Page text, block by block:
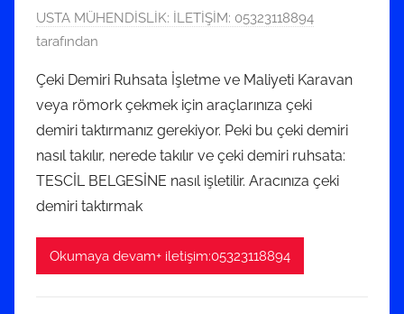
2
9
k
i
m
2
0
2
a
USTA MÜHENDİSLİK: İLETİŞİM: 05323118894
tarafından
Çeki Demiri Ruhsata İşletme ve Maliyeti Karavan
veya römork çekmek için araçlarınıza çeki
demiri taktırmanız gerekiyor. Peki bu çeki demiri
nasıl takılır, nerede takılır ve çeki demiri ruhsata:
TESCİL BELGESİNE nasıl işletilir. Aracınıza çeki
demiri taktırmak
Okumaya devam+ iletişim:05323118894